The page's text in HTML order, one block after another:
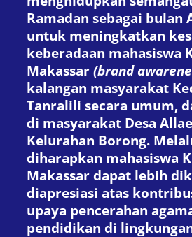
Ramadan sebagai bulan
untuk meningkatkan
keberadaan mahasiswa
Makassar (brand
kalangan masyarakat
Tanralili secara umum,
di masyarakat Desa
Kelurahan Borong.
diharapkan mahasiswa
Makassar dapat lebih
diapresiasi atas
upaya pencerahan
pendidikan di